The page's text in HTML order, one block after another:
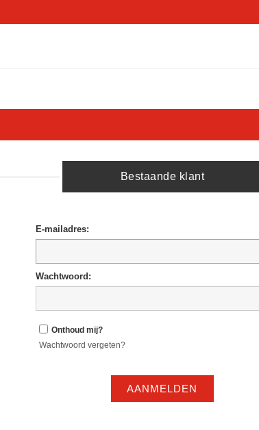
Bestaande klant
E-mailadres:
Wachtwoord:
Onthoud mij?
Wachtwoord vergeten?
AANMELDEN